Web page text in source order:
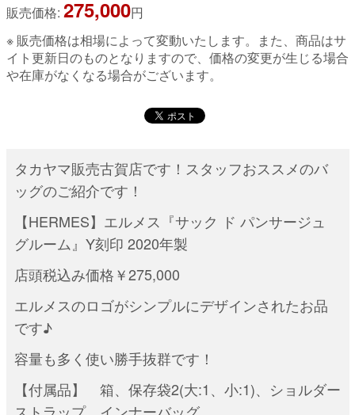
販売価格: 275,000円
※ 販売価格は相場によって変動いたします。また、商品はサ
イト更新日のものとなりますので、価格の変更が生じる場合
や在庫がなくなる場合がございます。
タカヤマ販売古賀店です！スタッフおススメのバ
ッグのご紹介です！
【HERMES】エルメス『サック ド パンサージュ
グルーム』Y刻印 2020年製
店頭税込み価格￥275,000
エルメスのロゴがシンプルにデザインされたお品
です♪
容量も多く使い勝手抜群です！
【付属品】 箱、保存袋2(大:1、小:1)、ショルダー